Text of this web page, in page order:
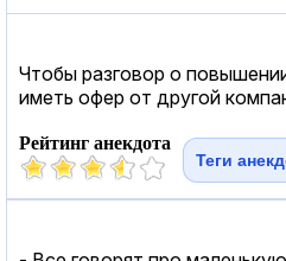
Чтобы разговор о
иметь офер от другой
Рейтинг анекдота
Теги